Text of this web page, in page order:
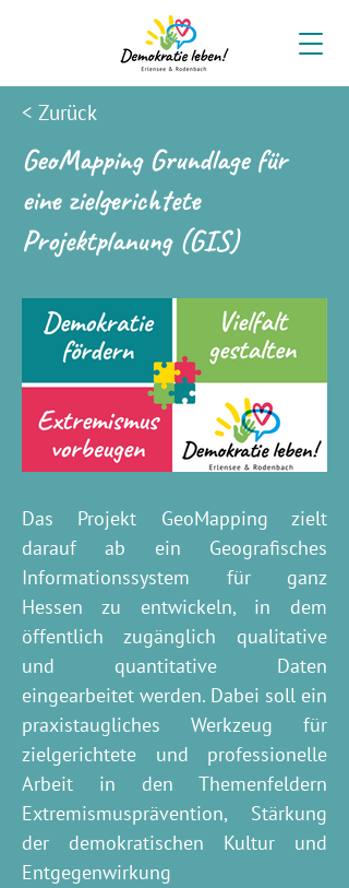
< Zurück
GeoMapping Grundlage für
eine zielgerichtete
Projektplanung (GIS)
Das Projekt GeoMapping zielt
darauf ab ein Geografisches
Informationssystem für ganz
Hessen zu entwickeln, in dem
öffentlich zugänglich qualitative
und quantitative Daten
eingearbeitet werden. Dabei soll ein
praxistaugliches Werkzeug für
zielgerichtete und professionelle
Arbeit in den Themenfeldern
Extremismusprävention, Stärkung
der demokratischen Kultur und
Entgegenwirkung